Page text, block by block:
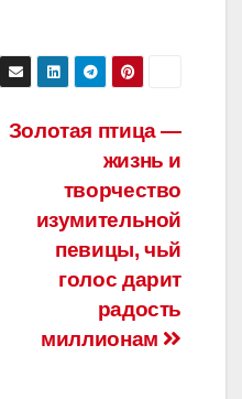
Золотая птица —
жизнь и
творчество
изумительной
певицы, чьй
голос дарит
радость
миллионам